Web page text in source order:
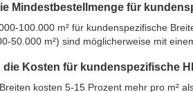
Mindestbestellmenge für
100.000 m² für kundenspezifische
50.000 m²) sind möglicherweise mit
die Kosten für kundenspezifische
kosten 5-15 Prozent mehr pro m²